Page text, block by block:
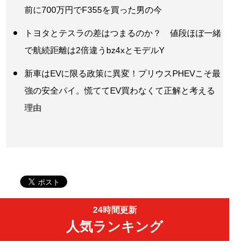
前に700万円でF355を買った男の今
トヨタとテスラの差はつまるのか？ 値段ほぼ一緒
で航続距離は2倍違うbz4xとモデルY
新車はEVに限る政策に異変！プリウスPHEVこそ最
強の安全パイ。慌ててEV買わなくて正解と考える
理由
24時間更新
人気ランキング